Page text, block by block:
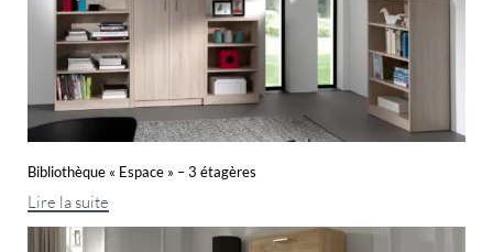
Bibliothèque « Espace » – 3 étagères
Lire la suite